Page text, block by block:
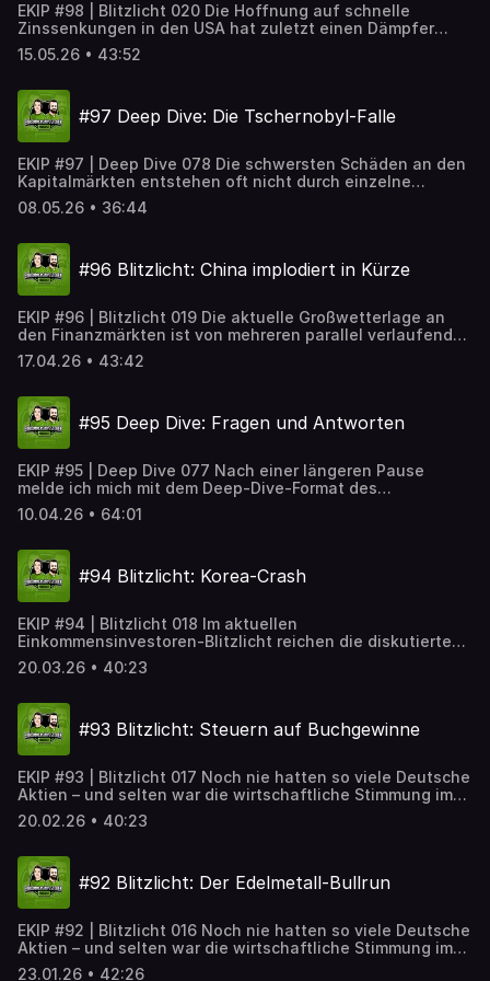
ich im aktuellen Einkommensinvestoren-Deep-Dive auf
den Grund!
EKIP #98 | Blitzlicht 020 Die Hoffnung auf schnelle
Zinssenkungen in den USA hat zuletzt einen Dämpfer
erhalten. Gleichzeitig verändern sich die Kapitalmärkte an
mehreren Stellen gleichzeitig: Tech-Konzerne beginnen
und die Diskussion um künstliche Intelligenz reicht
inzwischen bis zur Frage, ob klassische Arbeit und
Geldanlage langfristig überhaupt noch notwendig sind. In
Entwicklungen – zwischen Geldpolitik, Inflation,
internationalen Aktienmärkten und technologischen
Umbrüchen.
15.05.26 • 43:52
#97 Deep Dive: Die Tschernobyl-Falle
EKIP #97 | Deep Dive 078 Die schwersten Schäden an den
Kapitalmärkten entstehen oft nicht durch einzelne
Fehlentscheidungen, sondern durch eine Abfolge logisch
wirkender Anpassungen. Genau das ist eine Parallele
modernen Wertpapierportfolios. Im Mittelpunkt steht
dabei weniger Technik als menschliches Verhalten in
komplexen Systemen. Entscheidungen, die isoliert
Instabilität erzeugen. Die Folge sind Risiken, die lange
unsichtbar bleiben und erst in Stressphasen offen zutage
treten.
08.05.26 • 36:44
#96 Blitzlicht: China implodiert in Kürze
EKIP #96 | Blitzlicht 019 Die aktuelle Großwetterlage an
den Finanzmärkten ist von mehreren parallel verlaufenden
Entwicklungen geprägt. Während klassische Indizes
zwischenzeitlich Rückgänge verzeichnen, zeigen
makroökonomische Themen wie die demografische
Entwicklung in China, steigende Energiepreise und
strukturelle Veränderungen in der Altersvorsorge stärker
Aspekte ein und beleuchtet ihre möglichen Konsequenzen
für Anleger.
17.04.26 • 43:42
#95 Deep Dive: Fragen und Antworten
EKIP #95 | Deep Dive 077 Nach einer längeren Pause
melde ich mich mit dem Deep-Dive-Format des
Einkommensinvestoren-Podcasts zurück. Zum Auftakt
bündelt die aktuelle Folge zentrale Fragen aus der
stehen Optionen, Income-ETFs, Private Credit und die
Struktur eines stabilen Portfolios. Dabei geht es weniger
um Einzeltipps als um eine stringente Systematik: Welche
Rolle spielen Regeln bei der Umsetzung.
10.04.26 • 64:01
#94 Blitzlicht: Korea-Crash
EKIP #94 | Blitzlicht 018 Im aktuellen
Einkommensinvestoren-Blitzlicht reichen die diskutierten
Themen von geopolitischen Spannungen über strukturelle
Veränderungen durch künstliche Intelligenz bis hin zu
die Frage, wie sich diese Entwicklungen auf Preise,
Branchen und Anlageentscheidungen auswirken – und
welche Muster sich daraus ableiten lassen.
20.03.26 • 40:23
#93 Blitzlicht: Steuern auf Buchgewinne
EKIP #93 | Blitzlicht 017 Noch nie hatten so viele Deutsche
Aktien – und selten war die wirtschaftliche Stimmung im
Land so gedämpft. Diese Gleichzeitigkeit ist kein Zufall,
sondern ein Symptom unserer Zeit: Märkte können
Edelmetalle können boomen, während der Konsum
vorsichtig bleibt. Und Dividenden können zuverlässig
fließen, während ganze Branchen unter Druck stehen. Wer
aushalten – und verstehen. Dieses Blitzlicht zeigt, warum
„Rekorde“ allein keine gute Grundlage für Entscheidungen
sind, sondern erst durch nüchterne Analyse verständlich
20.02.26 • 40:23
#92 Blitzlicht: Der Edelmetall-Bullrun
EKIP #92 | Blitzlicht 016 Noch nie hatten so viele Deutsche
Aktien – und selten war die wirtschaftliche Stimmung im
Land so gedämpft. Diese Gleichzeitigkeit ist kein Zufall,
23.01.26 • 42:26